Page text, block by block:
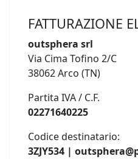
FATTURAZIONE
outsphera srl
Via Cima Tofino 2/C
38062 Arco (TN)
Partita IVA / C.F.
02271640225
Codice destinatario:
3ZJY534 |